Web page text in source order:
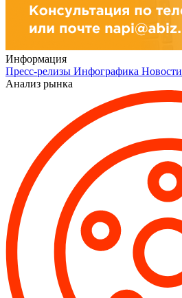
Информация
Пресс-релизы Инфографика Новости
Анализ рынка